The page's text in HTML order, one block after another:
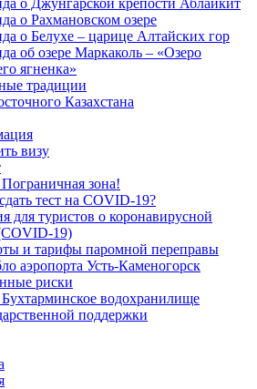
о Джунгарской крепости Аблайкит
о Рахмановском озере
о Белухе – царице Алтайских гор
об озере Маркаколь – «Озеро
ягненка»
традиции
Казахстана
визу
зона!
тест на COVID-19?
для туристов о коронавирусной
19)
и тарифы паромной переправы
аэропорта Усть-Каменогорск
риски
водохранилище
поддержки